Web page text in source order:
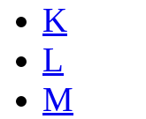
K
L
M